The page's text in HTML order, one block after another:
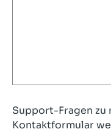
Support-Fragen zu
Kontaktformular